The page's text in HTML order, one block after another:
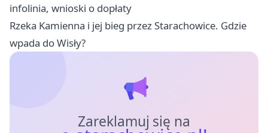
infolinia, wnioski o dopłaty
Rzeka Kamienna i jej bieg przez Starachowice. Gdzie
wpada do Wisły?
Zareklamuj się na